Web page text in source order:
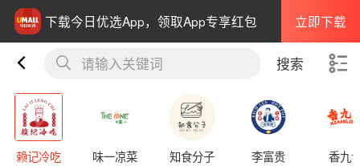
下载今日优选App，领取App专享红包 立即下载
请输入关键词 搜索
赖记冷吃 味一凉菜 知食分子 李富贵 香九